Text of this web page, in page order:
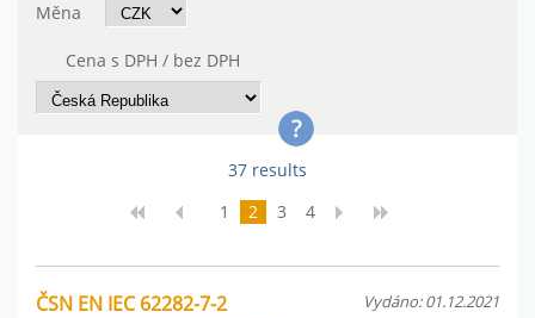
Měna
Cena s DPH / bez DPH
37 results
1
2 3 4
ČSN EN IEC 62282-7-2 Vydáno: 01.12.2021